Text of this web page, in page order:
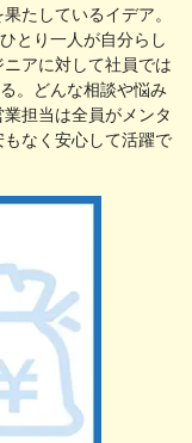
たしているイデア。
とり一人が自分らし
アに対して社員では
。どんな相談や悩み
担当は全員がメンタ
なく安心して活躍で